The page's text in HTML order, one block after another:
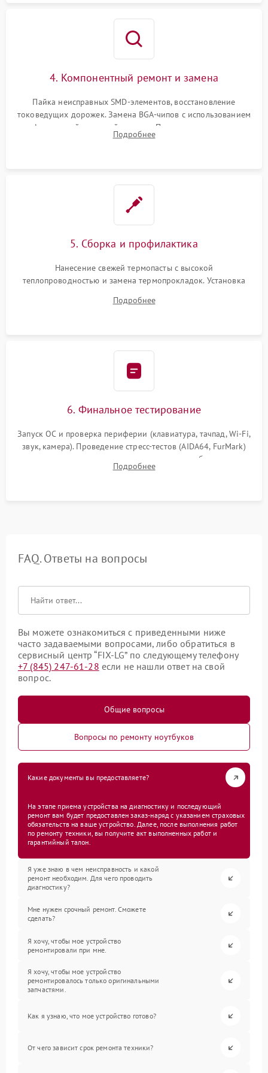
4. Компонентный ремонт и замена
Пайка неисправных SMD-элементов, восстановление
токоведущих дорожек. Замена BGA-чипов с использованием
инфракрасной паяльной станции. Прошивка микросхемы
BIOS или замена поврежденных портов USB
Подробнее
5. Сборка и профилактика
Нанесение свежей термопасты с высокой
теплопроводностью и замена термопрокладок. Установка
шлейфов, модулей памяти и накопителей. Предварительная
Подробнее
6. Финальное тестирование
Запуск ОС и проверка периферии (клавиатура, тачпад, Wi-Fi,
звук, камера). Проведение стресс-тестов (AIDA64, FurMark)
для контроля температурного режима и стабильности
системы под пиковой нагрузкой.
Подробнее
FAQ. Ответы на вопросы
Вы можете ознакомиться с приведенными ниже
часто задаваемыми вопросами, либо обратиться в
сервисный центр “FIX-LG” по следующему телефону
+7 (845) 247-61-28 если не нашли ответ на свой
вопрос.
Общие вопросы
Вопросы по ремонту ноутбуков
Какие документы вы предоставляете?
На этапе приема устройства на диагностику и последующий
ремонт вам будет предоставлен заказ-наряд с указанием страховых
обязательств на ваше устройство. Далее, после выполнения работ
по ремонту техники, вы получите акт выполненных работ и
гарантийный талон.
Я уже знаю в чем неисправность и какой
ремонт необходим. Для чего проводить
диагностику?
Мне нужен срочный ремонт. Сможете
сделать?
Я хочу, чтобы мое устройство
ремонтировали при мне.
Я хочу, чтобы мое устройство
ремонтировалось только оригинальными
запчастями.
Как я узнаю, что мое устройство готово?
От чего зависит срок ремонта техники?